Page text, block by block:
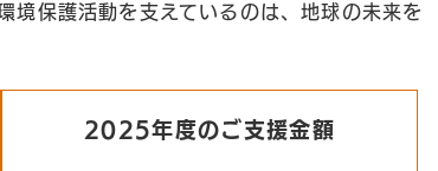
境保護活動を支えているのは、地球の未来を
2025年度のご支援金額